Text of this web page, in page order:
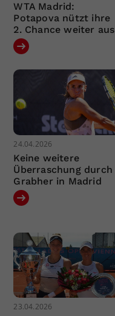
WTA Madrid:
Potapova nützt ihre
2. Chance weiter aus
24.04.2026
Keine weitere
Überraschung durch
Grabher in Madrid
23.04.2026